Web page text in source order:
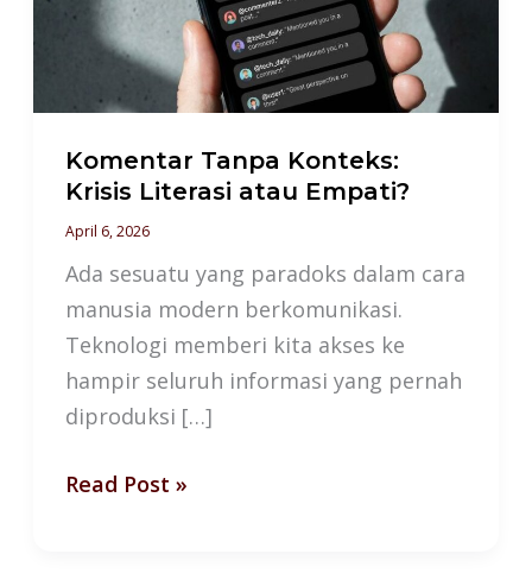
Komentar Tanpa Konteks:
Krisis Literasi atau Empati?
April 6, 2026
Ada sesuatu yang paradoks dalam cara
manusia modern berkomunikasi.
Teknologi memberi kita akses ke
hampir seluruh informasi yang pernah
diproduksi […]
Literasi
atau
Read Post »